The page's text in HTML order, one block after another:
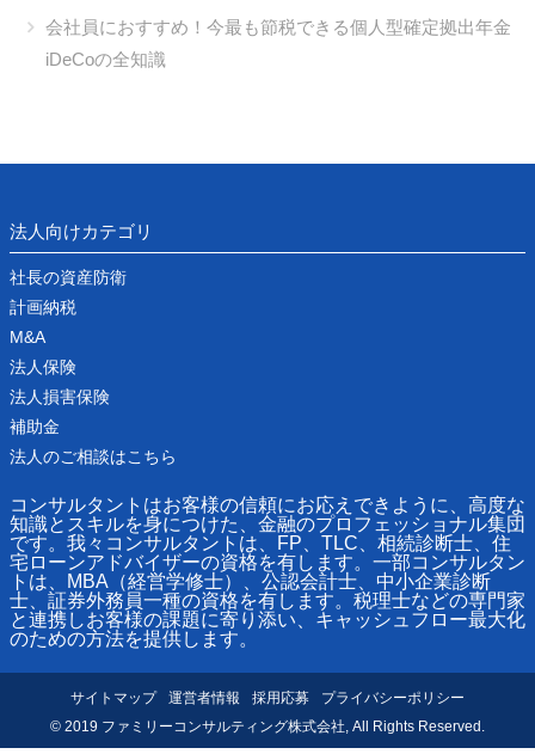
会社員におすすめ！今最も節税できる個人型確定拠出年金
iDeCoの全知識
法人向けカテゴリ
社長の資産防衛
計画納税
M&A
法人保険
法人損害保険
補助金
法人のご相談はこちら
コンサルタントはお客様の信頼にお応えできように、高度な
知識とスキルを身につけた、金融のプロフェッショナル集団
です。我々コンサルタントは、FP、TLC、相続診断士、住
宅ローンアドバイザーの資格を有します。一部コンサルタン
トは、MBA（経営学修士）、公認会計士、中小企業診断
士、証券外務員一種の資格を有します。税理士などの専門家
と連携しお客様の課題に寄り添い、キャッシュフロー最大化
のための方法を提供します。
サイトマップ 運営者情報 採用応募
プライバシーポリシー
© 2019 ファミリーコンサルティング株式会社, All Rights Reserved.